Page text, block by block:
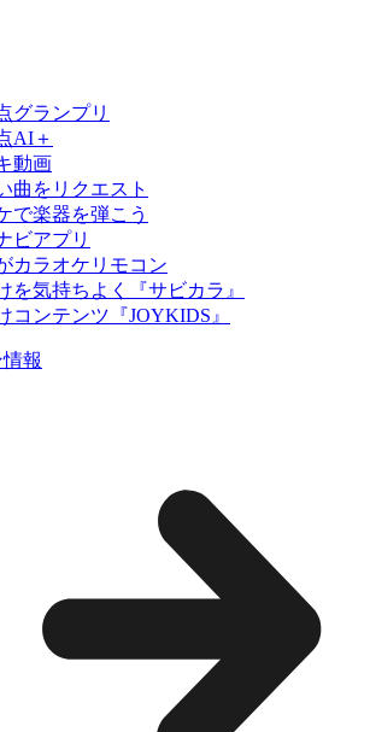
グランプリ
AI＋
動画
曲をリクエスト
で楽器を弾こう
ビアプリ
カラオケリモコン
を気持ちよく『サビカラ』
コンテンツ『JOYKIDS』
報